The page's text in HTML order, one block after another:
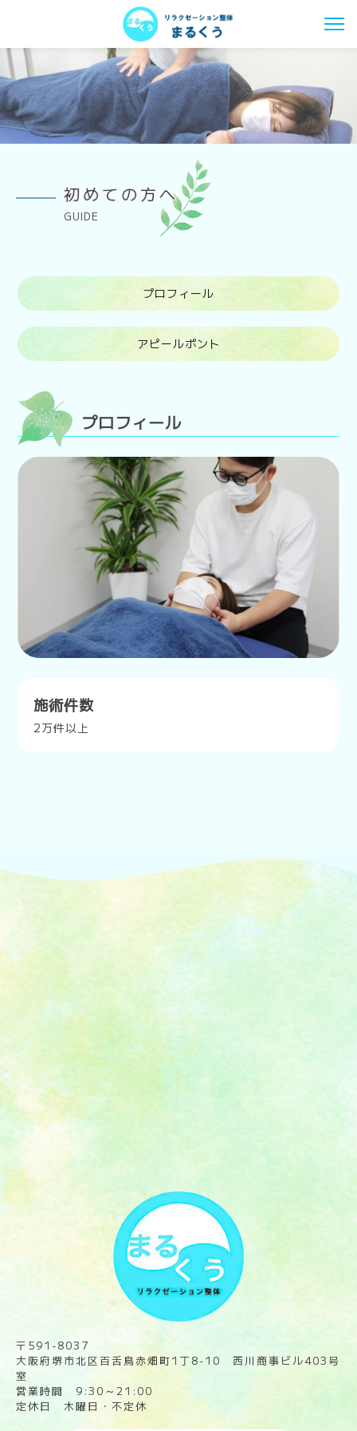
初めての方へ
GUIDE
プロフィール
アピールポント
プロフィール
施術件数
2万件以上
〒591-8037
大阪府堺市北区百舌鳥赤畑町1丁8-10 西川商事ビル403号
室
営業時間 9:30～21:00
定休日 木曜日・不定休